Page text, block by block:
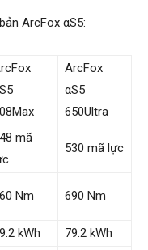
ArcFox αS5:
ArcFox
αS5
650Ultra
mã
530 mã lực
Nm 690 Nm
kWh
79.2 kWh